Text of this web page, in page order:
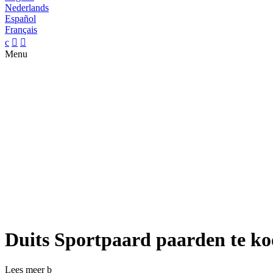
Nederlands
Español
Français
c  
Menu
Duits Sportpaard paarden te
Lees meerb